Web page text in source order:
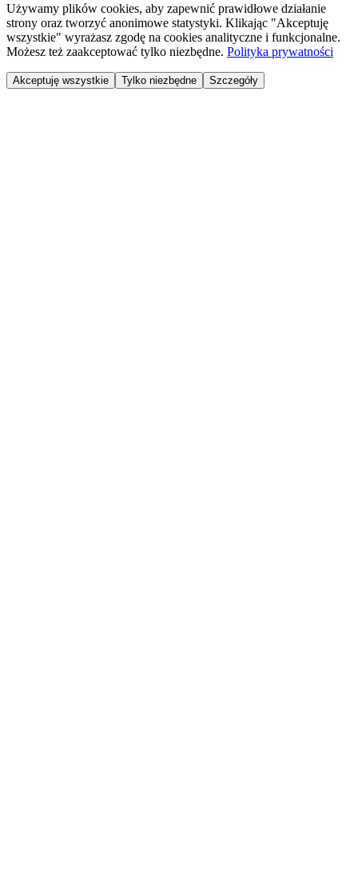
Używamy plików cookies, aby zapewnić prawidłowe działanie
strony oraz tworzyć anonimowe statystyki. Klikając "Akceptuję
wszystkie" wyrażasz zgodę na cookies analityczne i funkcjonalne.
Możesz też zaakceptować tylko niezbędne. Polityka prywatności
Akceptuję wszystkie Tylko niezbędne Szczegóły